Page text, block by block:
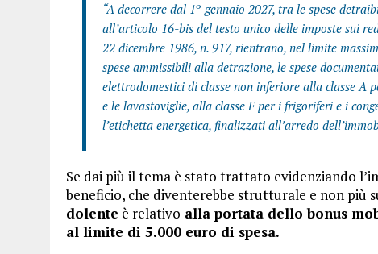
“A decorrere dal 1º gennaio 2027, tra le spese
all’articolo 16-bis del testo unico delle imposte sui
22 dicembre 1986, n. 917, rientrano, nel limite
spese ammissibili alla detrazione, le spese
elettrodomestici di classe non inferiore alla classe A
e le lavastoviglie, alla classe F per i frigoriferi e i
l’etichetta energetica, finalizzati all’arredo
Se dai più il tema è stato trattato evidenziando
beneficio, che diventerebbe strutturale e non più
dolente è relativo alla portata dello bonus
al limite di 5.000 euro di spesa.